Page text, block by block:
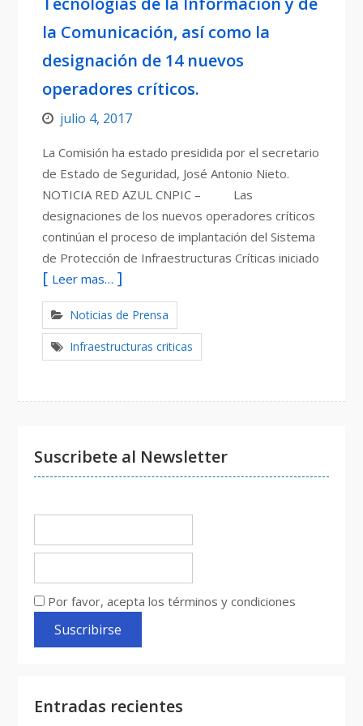
la Comunicación, así como la
designación de 14 nuevos
operadores críticos.
julio 4, 2017
La Comisión ha estado presidida por el secretario
de Estado de Seguridad, José Antonio Nieto.
NOTICIA RED AZUL CNPIC – Las
designaciones de los nuevos operadores críticos
continúan el proceso de implantación del Sistema
de Protección de Infraestructuras Críticas iniciado
Leer mas…
Noticias de Prensa
Infraestructuras criticas
Suscribete al Newsletter
Por favor, acepta los términos y condiciones
Entradas recientes